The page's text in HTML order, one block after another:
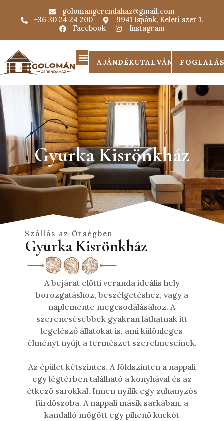
golomangerendahaz@gmail.com
+36 30 24 24 200
9941 Ispánk, Keleti szer 1.
Facebook
Instagram
AJÁNDÉKUTALVÁNY
Gyurka Kisrönkház
Szállás az Őrségben
Gyurka Kisrönkház
A bejárat előtti veranda ideális hely
borozgatáshoz, beszélgetéshez, vagy a
naplemente megcsodálásához. A
szerencsésebbek gyakran láthatnak itt
legelésző állatokat is, ami különleges
élményt nyújt a természet szerelmeseinek.
Az épület kétszintes. A földszinten a nappali
egy légtérben található a konyhával és az
étkező sarokkal. Innen nyílik egy zuhanyzós
fürdőszoba. A nappali másik sarkában, a
kandalló mögött egy pihenő kuckót